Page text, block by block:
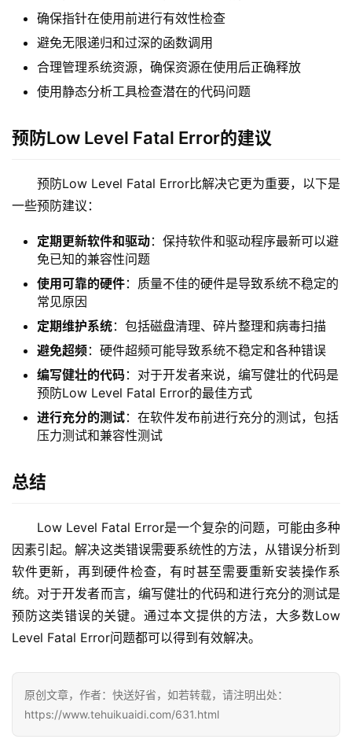
物
流
递
确保指针在使用前进行有效性检查
避免无限递归和过深的函数调用
合理管理系统资源，确保资源在使用后正确释放
使用静态分析工具检查潜在的代码问题
预防Low Level Fatal Error的建议
预防Low Level Fatal Error比解决它更为重要，以下是
一些预防建议：
定期更新软件和驱动：保持软件和驱动程序最新可以避
免已知的兼容性问题
使用可靠的硬件：质量不佳的硬件是导致系统不稳定的
常见原因
定期维护系统：包括磁盘清理、碎片整理和病毒扫描
避免超频：硬件超频可能导致系统不稳定和各种错误
编写健壮的代码：对于开发者来说，编写健壮的代码是
预防Low Level Fatal Error的最佳方式
进行充分的测试：在软件发布前进行充分的测试，包括
压力测试和兼容性测试
总结
Low Level Fatal Error是一个复杂的问题，可能由多种
因素引起。解决这类错误需要系统性的方法，从错误分析到
软件更新，再到硬件检查，有时甚至需要重新安装操作系
统。对于开发者而言，编写健壮的代码和进行充分的测试是
预防这类错误的关键。通过本文提供的方法，大多数Low
Level Fatal Error问题都可以得到有效解决。
原创文章，作者：快送好省，如若转载，请注明出处：
https://www.tehuikuaidi.com/631.html